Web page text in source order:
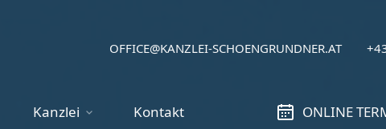
Unter­menü einblenden oder ausblenden
Kanzlei Unter­menü einblenden oder ausblenden
Kontakt ONLINE
OFFICE@KANZLEI-SCHOENGRUNDNER.AT